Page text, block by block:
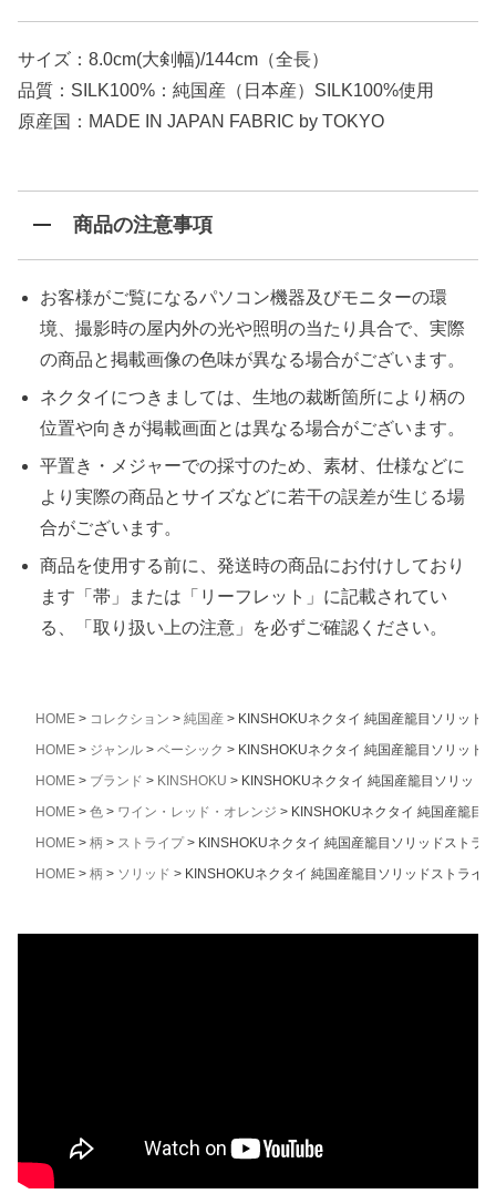
サイズ：8.0cm(大剣幅)/144cm（全長）
品質：SILK100%：純国産（日本産）SILK100%使用
原産国：MADE IN JAPAN FABRIC by TOKYO
商品の注意事項
お客様がご覧になるパソコン機器及びモニターの環
境、撮影時の屋内外の光や照明の当たり具合で、実際
の商品と掲載画像の色味が異なる場合がございます。
ネクタイにつきましては、生地の裁断箇所により柄の
位置や向きが掲載画面とは異なる場合がございます。
平置き・メジャーでの採寸のため、素材、仕様などに
より実際の商品とサイズなどに若干の誤差が生じる場
合がございます。
商品を使用する前に、発送時の商品にお付けしており
ます「帯」または「リーフレット」に記載されてい
る、「取り扱い上の注意」を必ずご確認ください。
HOME コレクション 純国産
KINSHOKUネクタイ 純国産籠目ソリッド
HOME
ジャンル ベーシック
KINSHOKUネクタイ 純国産籠目ソリッド
HOME
ブランド KINSHOKU
KINSHOKUネクタイ 純国産籠目ソリッド
HOME
色 ワイン・レッド・オレンジ
KINSHOKUネクタイ 純国産籠目
HOME
柄 ストライプ
KINSHOKUネクタイ 純国産籠目ソリッドストラ
HOME
柄 ソリッド KINSHOKUネクタイ 純国産籠目ソリッドストライ